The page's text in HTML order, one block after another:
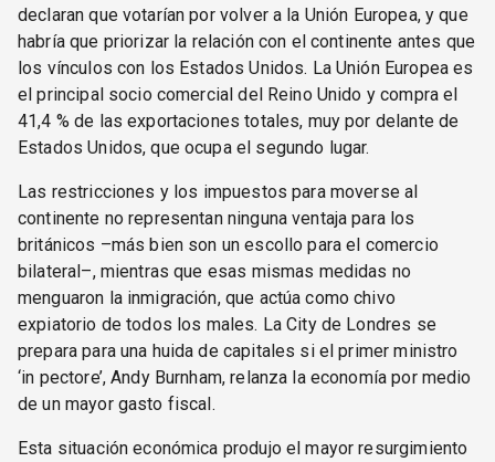
declaran que votarían por volver a la Unión Europea, y que
habría que priorizar la relación con el continente antes que
los vínculos con los Estados Unidos. La Unión Europea es
el principal socio comercial del Reino Unido y compra el
41,4 % de las exportaciones totales, muy por delante de
Estados Unidos, que ocupa el segundo lugar.
Las restricciones y los impuestos para moverse al
continente no representan ninguna ventaja para los
británicos –más bien son un escollo para el comercio
bilateral–, mientras que esas mismas medidas no
menguaron la inmigración, que actúa como chivo
expiatorio de todos los males. La City de Londres se
prepara para una huida de capitales si el primer ministro
‘in pectore’, Andy Burnham, relanza la economía por medio
de un mayor gasto fiscal.
Esta situación económica produjo el mayor resurgimiento